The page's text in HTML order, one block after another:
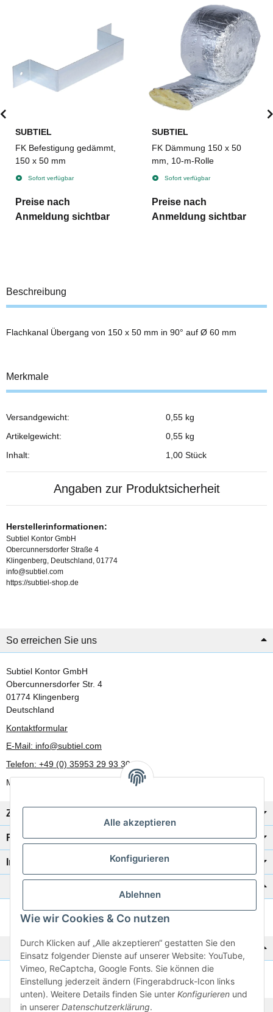
Alle akzeptieren
Konfigurieren
Ablehnen
Wie wir Cookies & Co nutzen
Durch Klicken auf „Alle akzeptieren“ gestatten Sie den
Einsatz folgender Dienste auf unserer Website: YouTube,
Vimeo, ReCaptcha, Google Fonts. Sie können die
Einstellung jederzeit ändern (Fingerabdruck-Icon links
unten). Weitere Details finden Sie unter Konfigurieren und
in unserer Datenschutzerklärung.
SUBTIEL
FK Befestigung gedämmt,
150 x 50 mm
Sofort verfügbar
Preise nach
Anmeldung sichtbar
SUBTIEL
FK Dämmung 150 x 50
mm, 10-m-Rolle
Sofort verfügbar
Preise nach
Anmeldung sichtbar
Beschreibung
Flachkanal Übergang von 150 x 50 mm in 90° auf Ø 60 mm
Merkmale
Produkteigenschaft
Wert
Versandgewicht:
0,55 kg
Artikelgewicht:
0,55 kg
Inhalt:
1,00 Stück
Angaben zur Produktsicherheit
Herstellerinformationen:
Subtiel Kontor GmbH
Obercunnersdorfer Straße 4
Klingenberg, Deutschland, 01774
info@subtiel.com
https://subtiel-shop.de
So erreichen Sie uns
Subtiel Kontor GmbH
Obercunnersdorfer Str. 4
01774 Klingenberg
Deutschland
Kontaktformular
E-Mail: info@subtiel.com
Telefon: +49 (0) 35953 29 93 30
Mo-Fr: 8:00 Uhr - 17:00 Uhr
Zahlung/Versand
Rechtliches
Informationen
Zur Schnellbestellung
Noch kein Katalog?
Preisliste anschauen
© 2026 subtiel-shop.de